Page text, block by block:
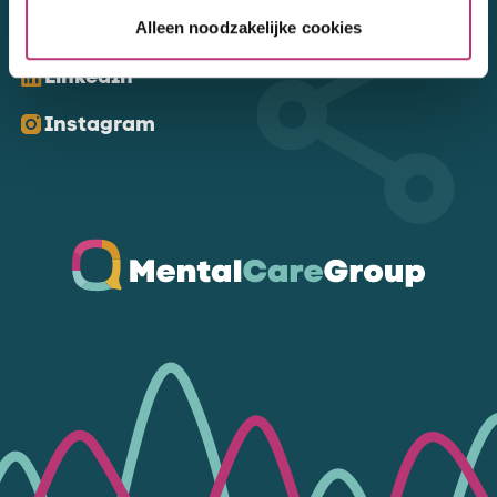
Alleen noodzakelijke cookies
Kom ons volgen
LinkedIn
Instagram